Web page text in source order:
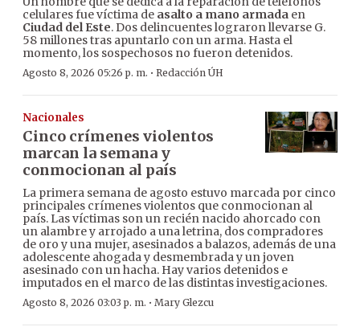
celulares fue víctima de asalto a mano armada en
Ciudad del Este. Dos delincuentes lograron llevarse G.
58 millones tras apuntarlo con un arma. Hasta el
momento, los sospechosos no fueron detenidos.
Agosto 8, 2026 05:26 p. m. · Redacción ÚH
Nacionales
Cinco crímenes violentos
marcan la semana y
conmocionan al país
La primera semana de agosto estuvo marcada por cinco
principales crímenes violentos que conmocionan al
país. Las víctimas son un recién nacido ahorcado con
un alambre y arrojado a una letrina, dos compradores
de oro y una mujer, asesinados a balazos, además de una
adolescente ahogada y desmembrada y un joven
asesinado con un hacha. Hay varios detenidos e
imputados en el marco de las distintas investigaciones.
Agosto 8, 2026 03:03 p. m. · Mary Glezcu